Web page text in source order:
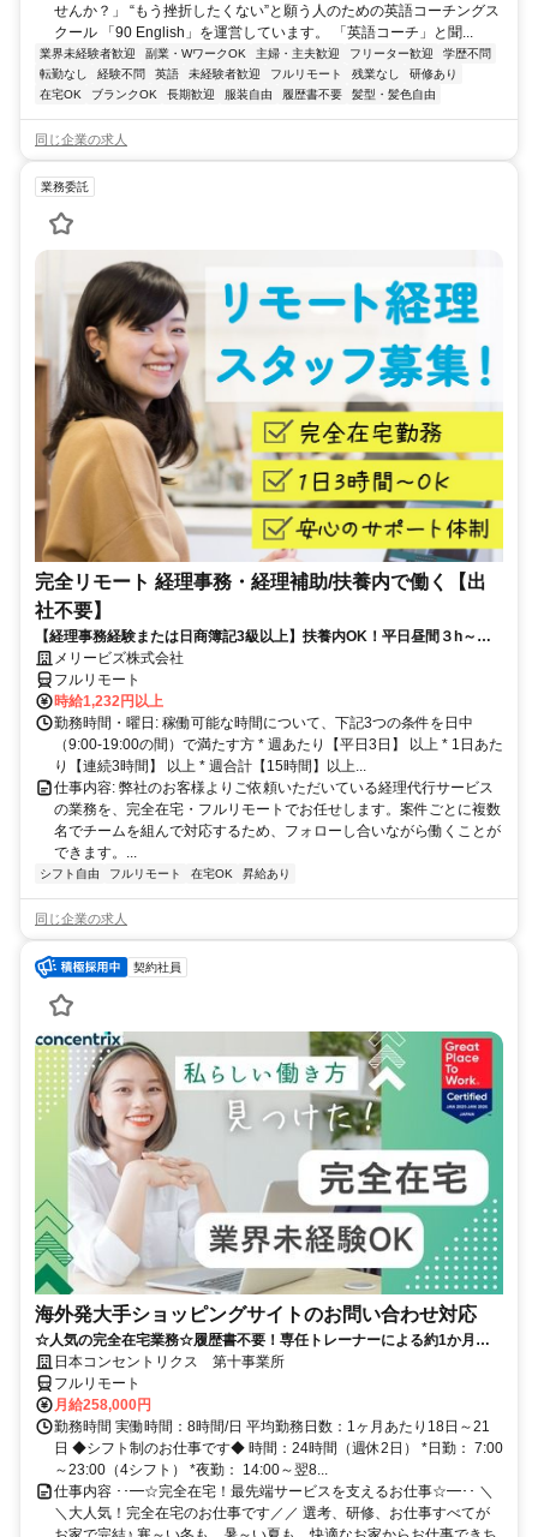
せんか？」 “もう挫折したくない”と願う人のための英語コーチングス
クール 「90 English」を運営しています。 「英語コーチ」と聞...
業界未経験者歓迎 副業・WワークOK 主婦・主夫歓迎 フリーター歓迎
学歴不問
転勤なし
経験不問 英語 未経験者歓迎 フルリモート 残業なし
研修あり
在宅OK
ブランクOK 長期歓迎 服装自由 履歴書不要 髪型・髪色自由
同じ企業の求人
業務委託
完全リモート 経理事務・経理補助/扶養内で働く【出
社不要】
【経理事務経験または日商簿記3級以上】扶養内OK！平日昼間３h～。
完全在宅で育児・介護中の方も大歓迎♪
メリービズ株式会社
フルリモート
時給1,232円以上
勤務時間・曜日: 稼働可能な時間について、下記3つの条件を日中
（9:00-19:00の間）で満たす方 * 週あたり【平日3日】 以上 * 1日あた
り【連続3時間】 以上 * 週合計【15時間】以上...
仕事内容: 弊社のお客様よりご依頼いただいている経理代行サービス
の業務を、完全在宅・フルリモートでお任せします。案件ごとに複数
名でチームを組んで対応するため、フォローし合いながら働くことが
できます。...
シフト自由 フルリモート 在宅OK 昇給あり
同じ企業の求人
契約社員
海外発大手ショッピングサイトのお問い合わせ対応
☆人気の完全在宅業務☆履歴書不要！専任トレーナーによる約1か月の
研修で、業界未経験の方も安心！
日本コンセントリクス 第十事業所
フルリモート
月給258,000円
勤務時間 実働時間：8時間/日 平均勤務日数：1ヶ月あたり18日～21
日 ◆シフト制のお仕事です◆ 時間：24時間（週休2日） *日勤： 7:00
～23:00（4シフト） *夜勤： 14:00～翌8...
仕事内容 ･･━☆完全在宅！最先端サービスを支えるお仕事☆━･･ ＼
＼大人気！完全在宅のお仕事です／／ 選考、研修、お仕事すべてが